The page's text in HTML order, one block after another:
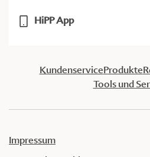
HiPP App
KundenserviceProdukte
Tools und
Impressum